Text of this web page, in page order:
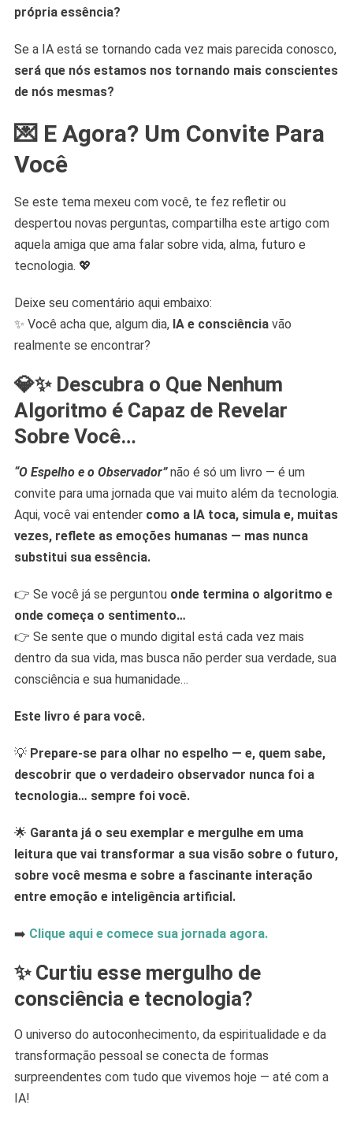
própria essência?
Se a IA está se tornando cada vez mais parecida conosco,
será que nós estamos nos tornando mais conscientes
de nós mesmas?
💌 E Agora? Um Convite Para
Você
Se este tema mexeu com você, te fez refletir ou
despertou novas perguntas, compartilha este artigo com
aquela amiga que ama falar sobre vida, alma, futuro e
tecnologia. 💖
Deixe seu comentário aqui embaixo:
✨ Você acha que, algum dia, IA e consciênciavão
realmente se encontrar?
💎✨ Descubra o Que Nenhum
Algoritmo é Capaz de Revelar
Sobre Você…
“O Espelho e o Observador”não é só um livro — é um
convite para uma jornada que vai muito além da tecnologia.
Aqui, você vai entender como a IA toca, simula e, muitas
vezes, reflete as emoções humanas — mas nunca
substitui sua essência.
👉 Se você já se perguntou onde termina o algoritmo e
onde começa o sentimento…
👉 Se sente que o mundo digital está cada vez mais
dentro da sua vida, mas busca não perder sua verdade, sua
consciência e sua humanidade…
Este livro é para você.
💡 Prepare-se para olhar no espelho — e, quem sabe,
descobrir que o verdadeiro observador nunca foi a
tecnologia… sempre foi você.
🌟 Garanta já o seu exemplar e mergulhe em uma
leitura que vai transformar a sua visão sobre o futuro,
sobre você mesma e sobre a fascinante interação
entre emoção e inteligência artificial.
➡️ Clique aqui e comece sua jornada agora.
✨ Curtiu esse mergulho de
consciência e tecnologia?
O universo do autoconhecimento, da espiritualidade e da
transformação pessoal se conecta de formas
surpreendentes com tudo que vivemos hoje — até com a
IA!